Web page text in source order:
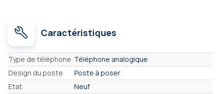
Caractéristiques
Caractéristiques
Type de téléphone Téléphone analogique
Design du poste
Poste à poser
Etat
Neuf